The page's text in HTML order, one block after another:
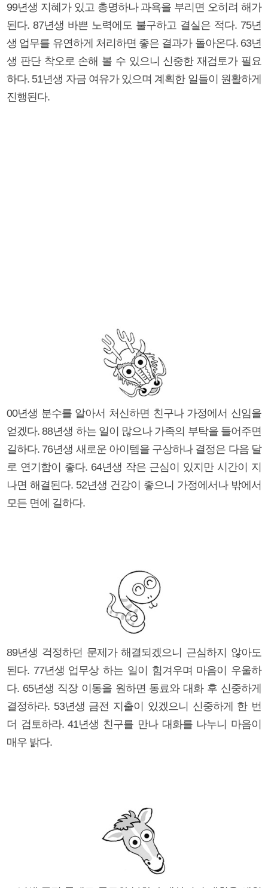
99년생 지혜가 있고 총명하나 과욕을 부리면 오히려 해가
된다. 87년생 바쁜 노력에도 불구하고 결실은 적다. 75년
생 업무를 유연하게 처리하면 좋은 결과가 돌아온다. 63년
생 판단 착오로 손해 볼 수 있으니 신중한 재검토가 필요
하다. 51년생 자금 여유가 있으며 계획한 일들이 원활하게
진행된다.
00년생 분수를 알아서 처신하면 친구나 가정에서 신임을
얻겠다. 88년생 하는 일이 많으나 가족의 부탁을 들어주면
길하다. 76년생 새로운 아이템을 구상하나 결정은 다음 달
로 연기함이 좋다. 64년생 작은 근심이 있지만 시간이 지
나면 해결된다. 52년생 건강이 좋으니 가정에서나 밖에서
모든 면에 길하다.
89년생 걱정하던 문제가 해결되겠으니 근심하지 않아도
된다. 77년생 업무상 하는 일이 힘겨우며 마음이 우울하
다. 65년생 직장 이동을 원하면 동료와 대화 후 신중하게
결정하라. 53년생 금전 지출이 있겠으니 신중하게 한 번
더 검토하라. 41년생 친구를 만나 대화를 나누니 마음이
매우 밝다.